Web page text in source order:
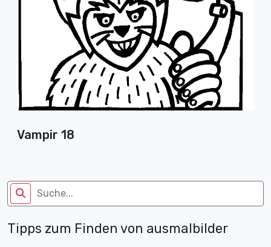
Vampir 18
Tipps zum Finden von ausmalbilder